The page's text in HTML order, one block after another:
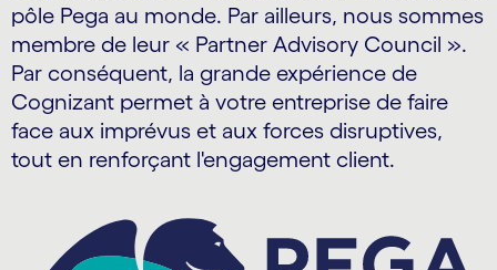
pôle Pega au monde. Par ailleurs, nous sommes
membre de leur « Partner Advisory Council ».
Par conséquent, la grande expérience de
Cognizant permet à votre entreprise de faire
face aux imprévus et aux forces disruptives,
tout en renforçant l'engagement client.